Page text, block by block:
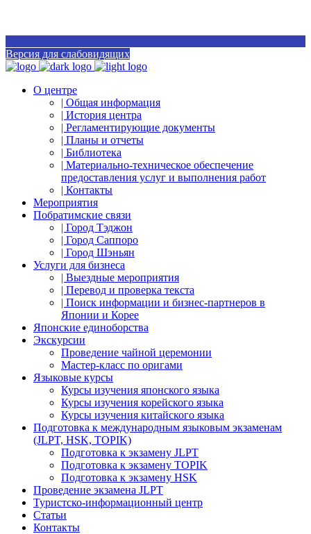
Версия для слабовидящих
О центре
| Общая информация
| История центра
| Регламентирующие документы
| Планы и отчеты
| Библиотека
| Материально-техническое обеспечение
предоставления услуг и выполнения работ
| Контакты
Мероприятия
Побратимские связи
| Город Тэджон
| Город Саппоро
| Город Шэньян
Услуги для бизнеса
| Выездные мероприятия
| Перевод и проверка текста
| Поиск информации и бизнес-партнеров в
Японии и Корее
Японские единоборства
Экскурсии
Проведение чайной церемонии
Мастер-класс по оригами
Языковые курсы
Курсы изучения японского языка
Курсы изучения корейского языка
Курсы изучения китайского языка
Подготовка к международным языковым экзаменам
(JLPT, HSK, TOPIK)
Подготовка к экзамену JLPT
Подготовка к экзамену TOPIK
Подготовка к экзамену HSK
Проведение экзамена JLPT
Туристско-информационный центр
Статьи
Контакты